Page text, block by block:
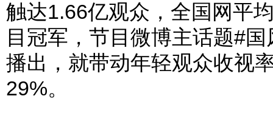
触达1.66亿观众，全国网平
目冠军，节目微博主话题#
播出，就带动年轻观众收视
29%。